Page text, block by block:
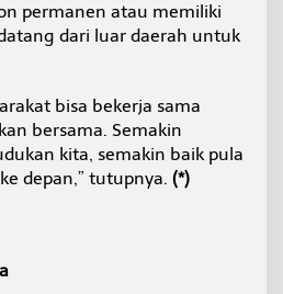
permanen atau memiliki
dari luar daerah untuk
bisa bekerja sama
bersama. Semakin
kita, semakin baik pula
depan,” tutupnya. (*)